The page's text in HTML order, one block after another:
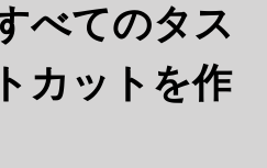
べてのタス
カットを作